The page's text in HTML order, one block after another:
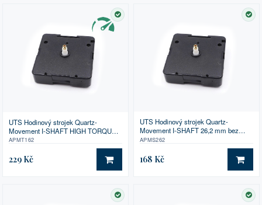
SKLADEM
UTS Hodinový strojek Quartz-
Movement I-SHAFT HIGH TORQUE
se zvýšeným krouticím momentem
APMT162
229 Kč DO KOŠÍKU
UTS Hodinový strojek Quartz-
Movement I-SHAFT 26,2 mm bez
příslušenství
APMS262
168 Kč DO
SKLADEM